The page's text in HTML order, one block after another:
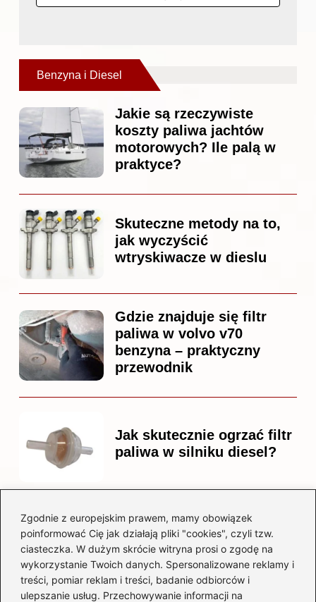
Zgodnie z europejskim prawem, mamy obowiązek
poinformować Cię jak działają pliki "cookies", czyli tzw.
ciasteczka. W dużym skrócie witryna prosi o zgodę na
wykorzystanie Twoich danych. Spersonalizowane reklamy i
treści, pomiar reklam i treści, badanie odbiorców i
ulepszanie usług. Przechowywanie informacji na
Benzyna i Diesel
Jakie są rzeczywiste
koszty paliwa jachtów
motorowych? Ile palą w
praktyce?
Skuteczne metody na to,
jak wyczyścić
wtryskiwacze w dieslu
Gdzie znajduje się filtr
paliwa w volvo v70
benzyna – praktyczny
przewodnik
Jak skutecznie ogrzać filtr
paliwa w silniku diesel?
Czy warto kupować
diesla? Przewodnik dla
przyszłych właścicieli